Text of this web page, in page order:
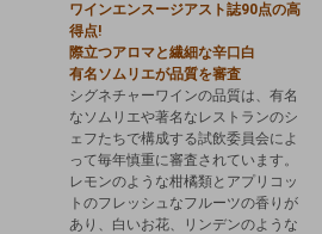
ワインエンスージアスト誌90点の高
得点!
際立つアロマと繊細な辛口白
有名ソムリエが品質を審査
シグネチャーワインの品質は、有名
なソムリエや著名なレストランのシ
ェフたちで構成する試飲委員会によ
って毎年慎重に審査されています。
レモンのような柑橘類とアプリコッ
トのフレッシュなフルーツの香りが
あり、白いお花、リンデンのような